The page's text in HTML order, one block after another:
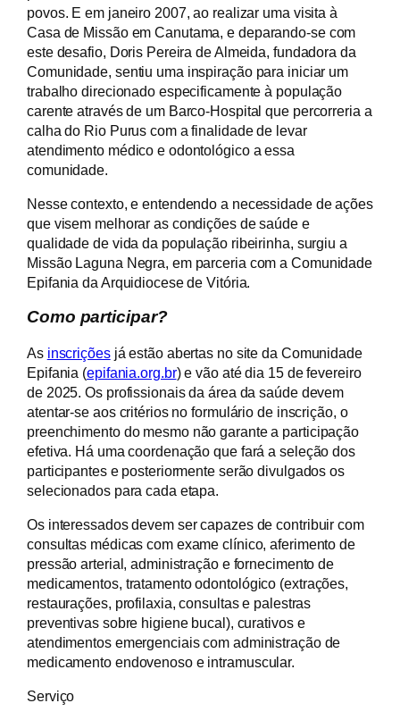
povos. E em janeiro 2007, ao realizar uma visita à
Casa de Missão em Canutama, e deparando-se com
este desafio, Doris Pereira de Almeida, fundadora da
Comunidade, sentiu uma inspiração para iniciar um
trabalho direcionado especificamente à população
carente através de um Barco-Hospital que percorreria a
calha do Rio Purus com a finalidade de levar
atendimento médico e odontológico a essa
comunidade.
Nesse contexto, e entendendo a necessidade de ações
que visem melhorar as condições de saúde e
qualidade de vida da população ribeirinha, surgiu a
Missão Laguna Negra, em parceria com a Comunidade
Epifania da Arquidiocese de Vitória.
Como participar?
As inscriçõesjá estão abertas no site da Comunidade
Epifania (epifania.org.br) e vão até dia 15 de fevereiro
de 2025. Os profissionais da área da saúde devem
atentar-se aos critérios no formulário de inscrição, o
preenchimento do mesmo não garante a participação
efetiva. Há uma coordenação que fará a seleção dos
participantes e posteriormente serão divulgados os
selecionados para cada etapa.
Os interessados devem ser capazes de contribuir com
consultas médicas com exame clínico, aferimento de
pressão arterial, administração e fornecimento de
medicamentos, tratamento odontológico (extrações,
restaurações, profilaxia, consultas e palestras
preventivas sobre higiene bucal), curativos e
atendimentos emergenciais com administração de
medicamento endovenoso e intramuscular.
Serviço